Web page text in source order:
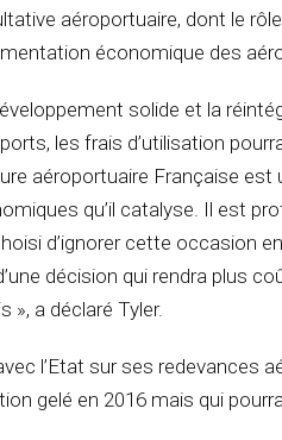
aéroportuaire, dont le
économique des
solide et la
les frais d’utilisation
aéroportuaire Française
qu’il catalyse. Il est
d’ignorer cette occasion
décision qui rendra plus
», a déclaré Tyler.
l’Etat sur ses redevances
gelé en 2016 mais qui